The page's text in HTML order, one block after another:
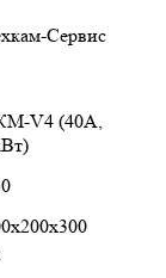
Сервис
V4 (40А,